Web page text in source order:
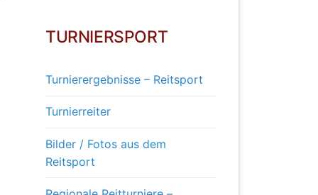
TURNIERSPORT
Turnierergebnisse – Reitsport
Turnierreiter
Bilder / Fotos aus dem
Reitsport